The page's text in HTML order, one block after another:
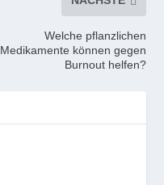
Welche pflanzlichen
Medikamente können gegen
Burnout helfen?